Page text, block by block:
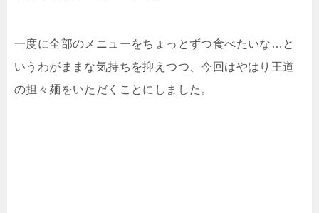
一度に全部のメニューをちょっとずつ食べたいな…と
いうわがままな気持ちを抑えつつ、今回はやはり王道
の担々麺をいただくことにしました。